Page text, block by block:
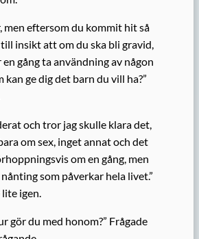
men eftersom du kommit hit så
insikt att om du ska bli gravid,
gång ta användning av någon
kan ge dig det barn du vill ha?”
och tror jag skulle klara det,
om sex, inget annat och det
om en gång, men
som påverkar hela livet.”
igen.
gör du med honom?” Frågade